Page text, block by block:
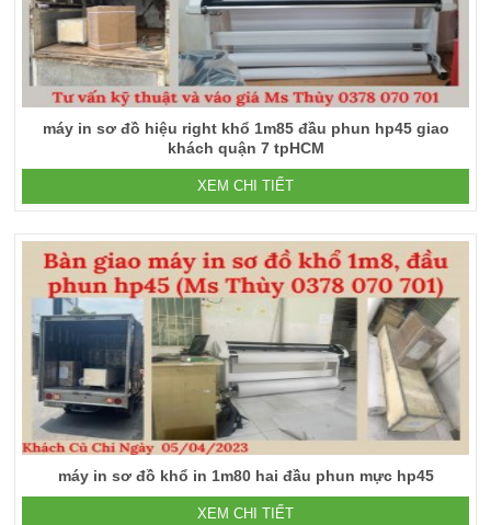
máy in sơ đồ hiệu right khổ 1m85 đầu phun hp45 giao
khách quận 7 tpHCM
XEM CHI TIẾT
máy in sơ đồ khổ in 1m80 hai đầu phun mực hp45
XEM CHI TIẾT